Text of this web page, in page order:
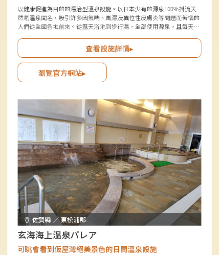
以健康促進為目的的湯治型溫泉設施。以日本少有的源泉100％掛流天
然氡溫泉聞名，吸引許多因氣喘、風濕及異位性皮膚炎等問題而苦惱的
人們從全國各地前來。從露天浴池到步行湯，全部使用源泉，且每天更
查看設施詳情▸
瀏覽官方網站▸
佐賀縣 ／ 東松浦郡
玄海海上温泉パレア
可眺會看到仮屋灣絕美景色的日間溫泉設施